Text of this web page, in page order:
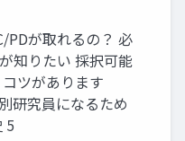
PDが取れるの？ 必
知りたい 採択可能
ツがあります
研究員になるため
5